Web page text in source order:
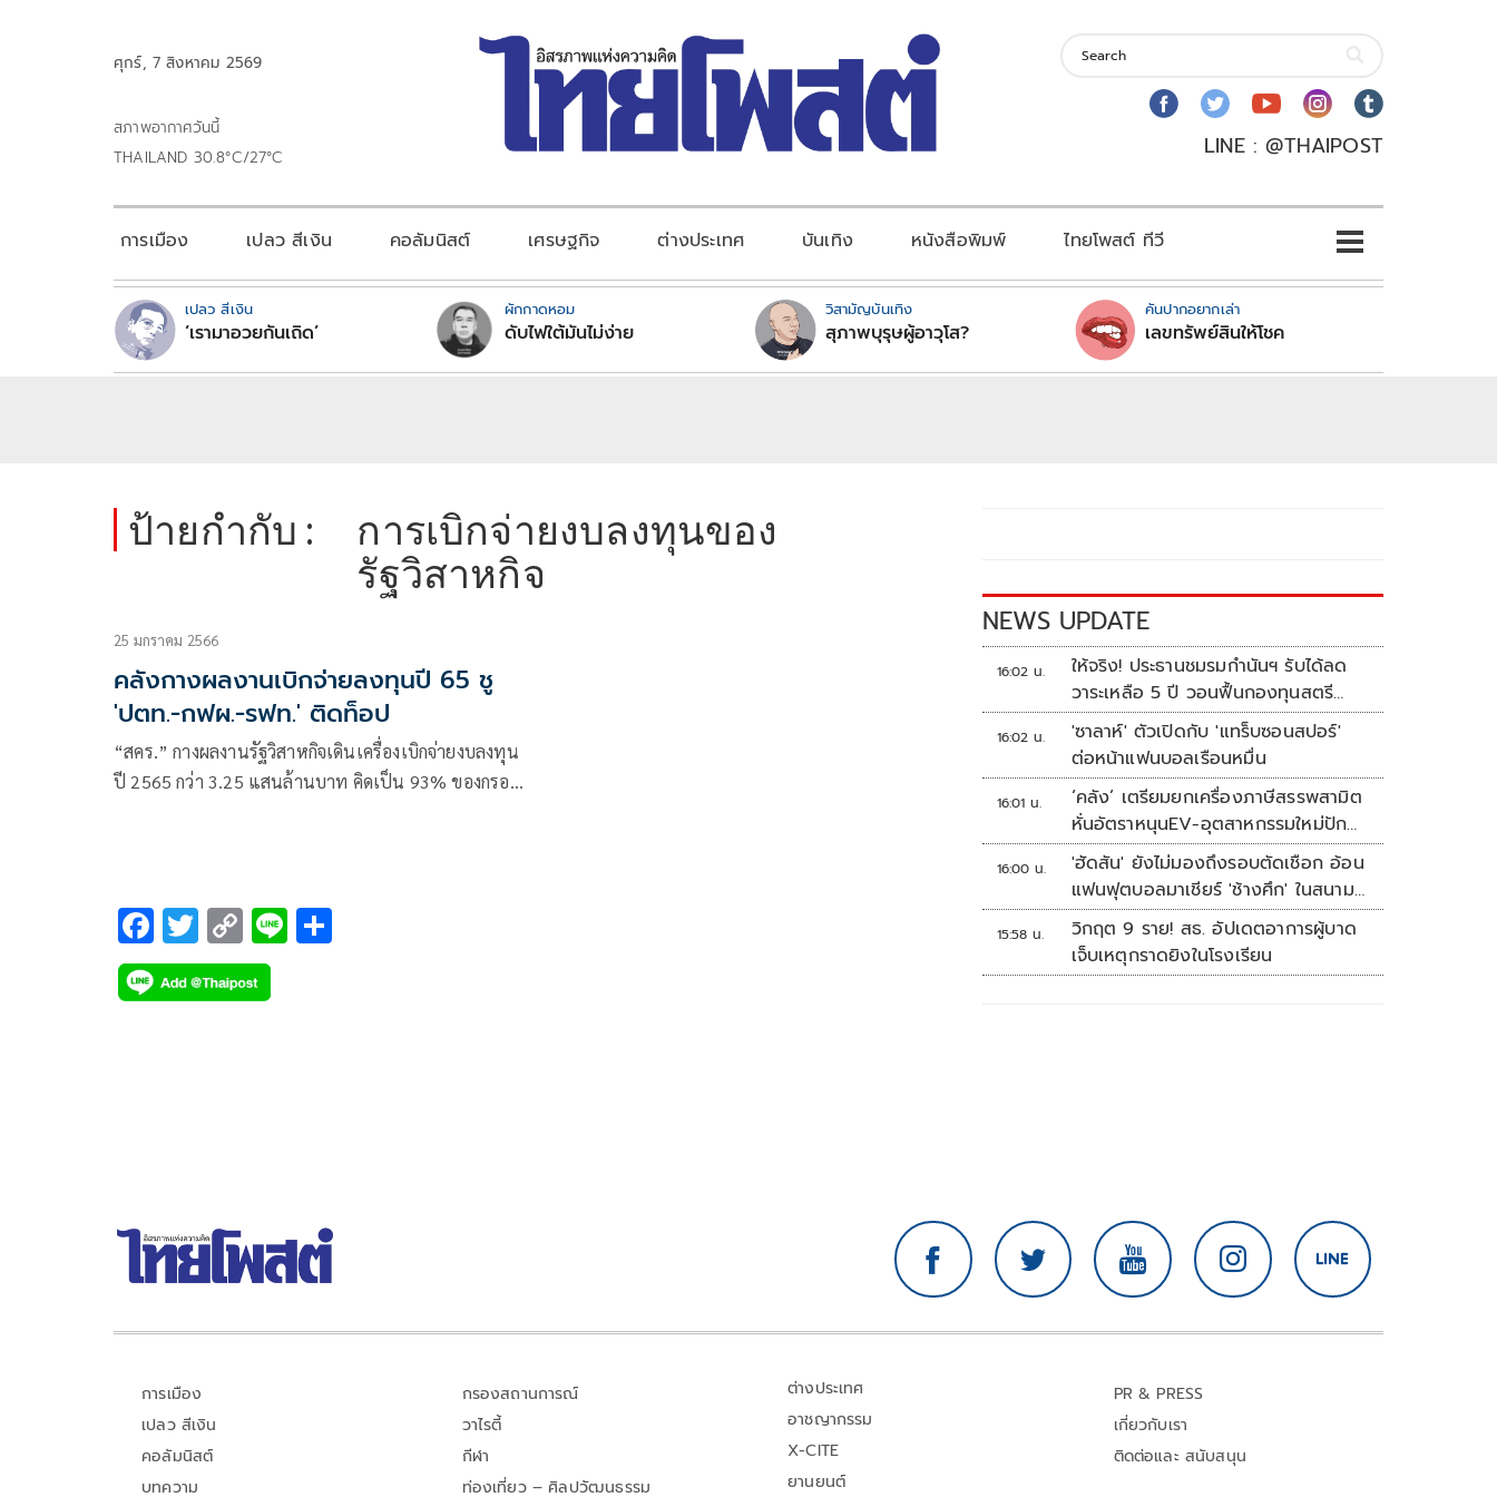
ศุกร์, 7 สิงหาคม 2569
สภาพอากาศวันนี้
THAILAND 30.8°C/27°C
LINE : @THAIPOST
การเมือง เปลว สีเงิน คอลัมนิสต์ เศรษฐกิจ ต่างประเทศ บันเทิง หนังสือพิมพ์ ไทยโพสต์ ทีวี
เปลว สีเงิน
‘เรามาอวยกันเถิด’
ผักกาดหอม
ดับไฟใต้มันไม่ง่าย
วิสามัญบันเทิง
สุภาพบุรุษผู้อาวุโส?
คันปากอยากเล่า
เลขทรัพย์สินให้โชค
ป้ายกำกับ :
การเบิกจ่ายงบลงทุนของ
รัฐวิสาหกิจ
25 มกราคม 2566
คลังกางผลงานเบิกจ่ายลงทุนปี 65 ชู
'ปตท.-กฟผ.-รฟท.' ติดท็อป
“สคร.” กางผลงานรัฐวิสาหกิจเดินเครื่องเบิกจ่ายงบลงทุน
ปี 2565 กว่า 3.25 แสนล้านบาท คิดเป็น 93% ของกรอบ
F
ac
e
T
wi
tt
C
o
p
Li
NEWS UPDATE
16:02 น.
ให้จริง! ประธานชมรมกำนันฯ รับได้ลด
วาระเหลือ 5 ปี วอนฟื้นกองทุนสตรี
อำเภอละล้าน
16:02 น.
'ซาลาห์' ตัวเปิดกับ 'แทร็บซอนสปอร์'
ต่อหน้าแฟนบอลเรือนหมื่น
16:01 น.
‘คลัง’ เตรียมยกเครื่องภาษีสรรพสามิต
หั่นอัตราหนุนEV-อุตสาหกรรมใหม่ปัก
หมุดไทย
16:00 น.
'ฮัดสัน' ยังไม่มองถึงรอบตัดเชือก อ้อน
แฟนฟุตบอลมาเชียร์ 'ช้างศึก' ในสนาม
ดวล 'เมียนมา'
15:58 น.
วิกฤต 9 ราย! สธ. อัปเดตอาการผู้บาด
เจ็บเหตุกราดยิงในโรงเรียน
การเมือง
เปลว สีเงิน
คอลัมนิสต์
บทความ
กรองสถานการณ์
วาไรตี้
กีฬา
ท่องเที่ยว – ศิลปวัฒนธรรม
ต่างประเทศ
อาชญากรรม
X-CITE
ยานยนต์
PR & PRESS
เกี่ยวกับเรา
ติดต่อและ สนับสนุน